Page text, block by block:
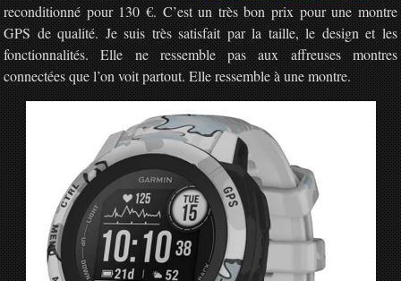
reconditionné pour 130 €. C’est un très bon prix pour une montre
GPS de qualité. Je suis très satisfait par la taille, le design et les
fonctionnalités. Elle ne ressemble pas aux affreuses montres
connectées que l’on voit partout. Elle ressemble à une montre.